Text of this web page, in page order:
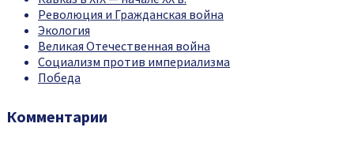
Революция и Гражданская война
Экология
Великая Отечественная война
Социализм против империализма
Победа
Комментарии